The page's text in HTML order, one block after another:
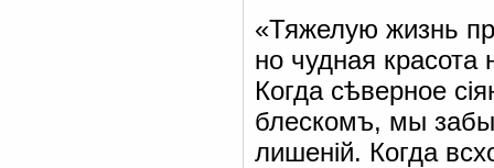
«Тяжелую жизнь
но чудная красота
Когда сѣверное
блескомъ, мы
лишеній. Когда